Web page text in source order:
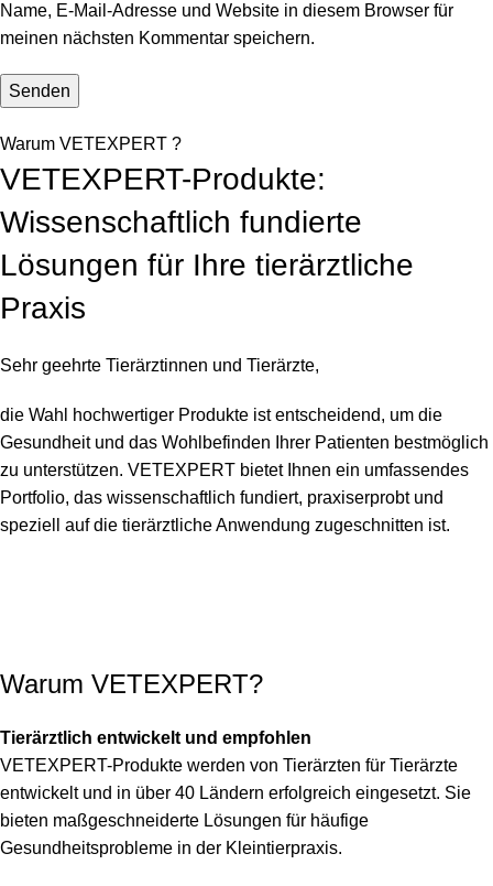
Name, E-Mail-Adresse und Website in diesem Browser für
meinen nächsten Kommentar speichern.
Warum VETEXPERT ?
VETEXPERT-Produkte:
Wissenschaftlich fundierte
Lösungen für Ihre tierärztliche
Praxis
Sehr geehrte Tierärztinnen und Tierärzte,
die Wahl hochwertiger Produkte ist entscheidend, um die
Gesundheit und das Wohlbefinden Ihrer Patienten bestmöglich
zu unterstützen. VETEXPERT bietet Ihnen ein umfassendes
Portfolio, das wissenschaftlich fundiert, praxiserprobt und
speziell auf die tierärztliche Anwendung zugeschnitten ist.
Warum VETEXPERT?
Tierärztlich entwickelt und empfohlen
VETEXPERT-Produkte werden von Tierärzten für Tierärzte
entwickelt und in über 40 Ländern erfolgreich eingesetzt. Sie
bieten maßgeschneiderte Lösungen für häufige
Gesundheitsprobleme in der Kleintierpraxis.